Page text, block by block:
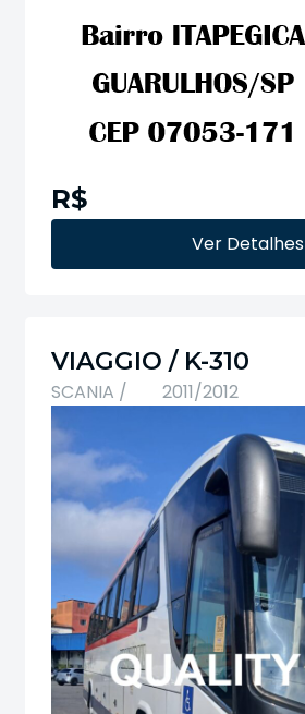
R$
Ver Detalhes
VIAGGIO / K-310
SCANIA / 2011/2012